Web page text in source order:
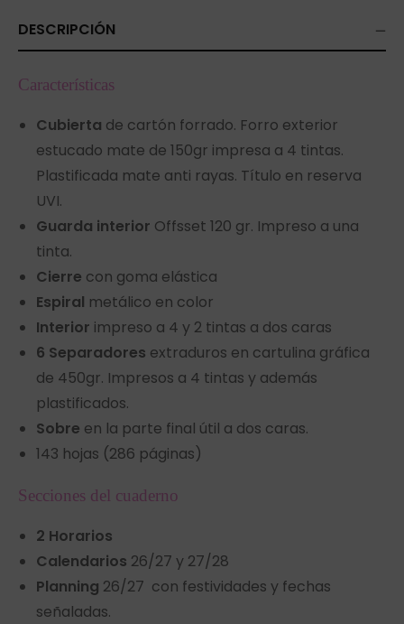
DESCRIPCIÓN
Características
Cubierta de cartón forrado. Forro exterior
estucado mate de 150gr impresa a 4 tintas.
Plastificada mate anti rayas. Título en reserva
UVI.
Guarda interior Offsset 120 gr. Impreso a una
tinta.
Cierre con goma elástica
Espiral metálico en color
Interior impreso a 4 y 2 tintas a dos caras
6 Separadores extraduros en cartulina gráfica
de 450gr. Impresos a 4 tintas y además
plastificados.
Sobre en la parte final útil a dos caras.
143 hojas (286 páginas)
Secciones del cuaderno
2 Horarios
Calendarios 26/27 y 27/28
Planning 26/27 con festividades y fechas
señaladas.